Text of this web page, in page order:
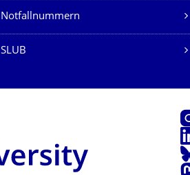
Notfallnummern
SLUB